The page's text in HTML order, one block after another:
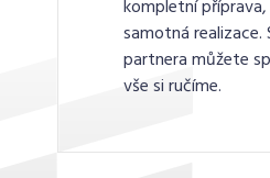
kompletní
samotná realizace.
partnera můžete
vše si ručíme.